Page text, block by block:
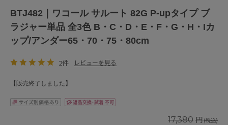
BTJ482｜ワコール サルート 82G P-upタイプ ブ
ラジャー単品 全3色 B・C・D・E・F・G・H・Iカ
ップ/アンダー65・70・75・80cm
2件 レビューを見る
【販売終了しました】
17,380 円(税込)